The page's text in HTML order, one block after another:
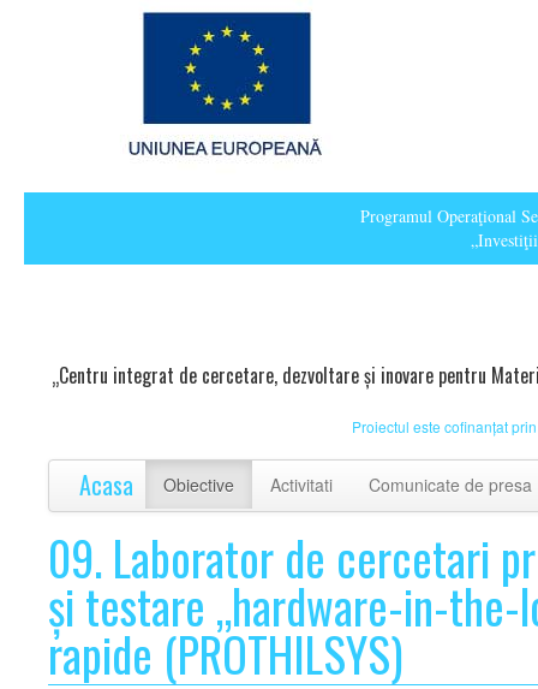
Programul Operaţional
„Centru integrat de cercetare, dezvoltare și inovare pentru
Proiectul este cofinanțat
Acasa Obiective Activitati Comunicate de presa
09. Laborator de cercetari
și testare „hardware-in-
rapide (PROTHILSYS)